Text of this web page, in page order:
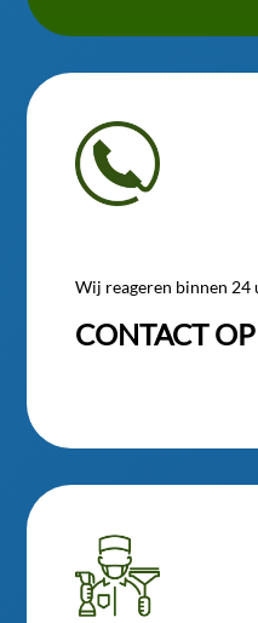
Wij reageren binnen 24
CONTACT